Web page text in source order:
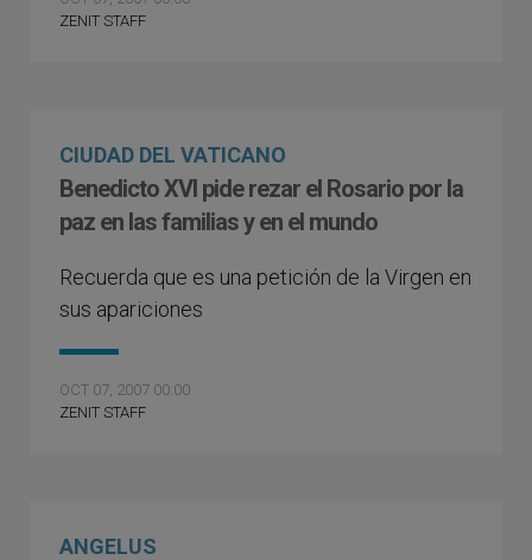
ZENIT STAFF
CIUDAD DEL VATICANO
Benedicto XVI pide rezar el Rosario por la
paz en las familias y en el mundo
Recuerda que es una petición de la Virgen en
sus apariciones
OCT 07, 2007 00:00
ZENIT STAFF
ANGELUS